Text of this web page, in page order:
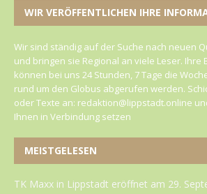
WIR VERÖFFENTLICHEN IHRE
Wir sind ständig auf der Suche nach neuen
und bringen sie Regional an viele Leser. Ihre
können bei uns 24 Stunden, 7 Tage die
rund um den Globus abgerufen werden.
oder Texte an: redaktion@lippstadt.online
Ihnen in Verbindung setzen
MEISTGELESEN
TK Maxx in Lippstadt eröffnet am 29.